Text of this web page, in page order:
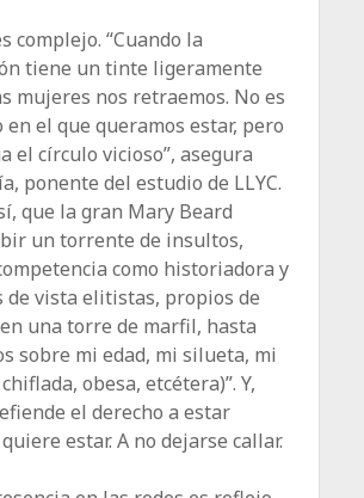
complejo. “Cuando la
tiene un tinte ligeramente
mujeres nos retraemos. No es
el que queramos estar, pero
el círculo vicioso”, asegura
ponente del estudio de LLYC.
que la gran Mary Beard
un torrente de insultos,
como historiadora y
de vista elitistas, propios de
una torre de marfil, hasta
sobre mi edad, mi silueta, mi
obesa, etcétera)”. Y,
el derecho a estar
estar. A no dejarse callar.